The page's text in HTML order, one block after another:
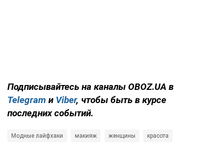
Подписывайтесь на каналы OBOZ.UA в
Telegram и Viber, чтобы быть в курсе
последних событий.
Модные лайфхаки макияж женщины красота